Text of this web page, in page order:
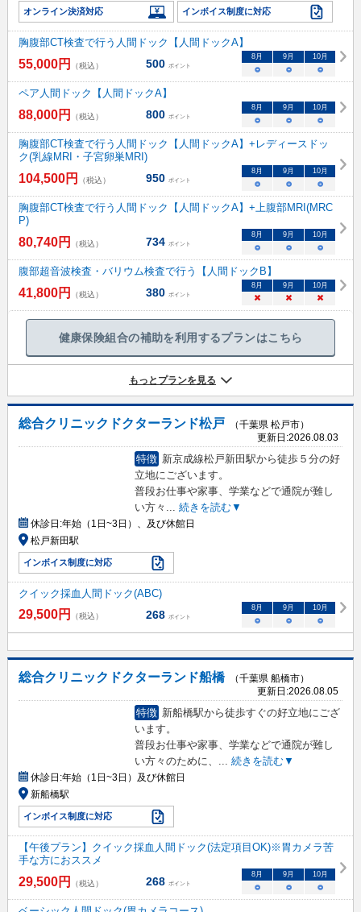
オンライン決済対応 インボイス制度に対応
胸腹部CT検査で行う人間ドック【人間ドックA】
55,000円 （税込） 500 ポイント
8月 9月 10月
○ ○ ○
ペア人間ドック【人間ドックA】
88,000円 （税込） 800 ポイント
8月 9月 10月
○ ○ ○
胸腹部CT検査で行う人間ドック【人間ドックA】+レディースドッ
ク(乳線MRI・子宮卵巣MRI)
104,500円 （税込） 950 ポイント
8月 9月 10月
○ ○ ○
胸腹部CT検査で行う人間ドック【人間ドックA】+上腹部MRI(MRC
P)
80,740円 （税込） 734 ポイント
8月 9月 10月
○ ○ ○
腹部超音波検査・バリウム検査で行う【人間ドックB】
41,800円 （税込） 380 ポイント
8月 9月 10月
× × ×
健康保険組合の補助を利用するプランはこちら
もっとプランを見る
総合クリニックドクターランド松戸
（千葉県 松戸市）
更新日:2026.08.03
特徴 新京成線松戸新田駅から徒歩５分の好
立地にございます。
普段お仕事や家事、学業などで通院が難し
い方々
続きを読む▼
休診日:年始（1日~3日）、及び休館日
松戸新田駅
インボイス制度に対応
クイック採血人間ドック(ABC)
29,500円 （税込） 268 ポイント
8 月 9 月 10月
○ ○ ○
総合クリニックドクターランド船橋
（千葉県 船橋市）
更新日:2026.08.05
特徴 新船橋駅から徒歩すぐの好立地にござ
います。
普段お仕事や家事、学業などで通院が難し
い方々のために、 ... 続きを読む▼
休診日:年始（1日~3日）及び休館日
新船橋駅
インボイス制度に対応
【午後プラン】クイック採血人間ドック(法定項目OK)※胃カメラ苦
手な方におススメ
29,500円 （税込） 268 ポイント
8月 9月 10月
○ ○ ○